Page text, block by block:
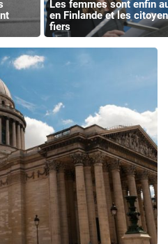
Les femmes sont enfin
en Finlande et les
fiers